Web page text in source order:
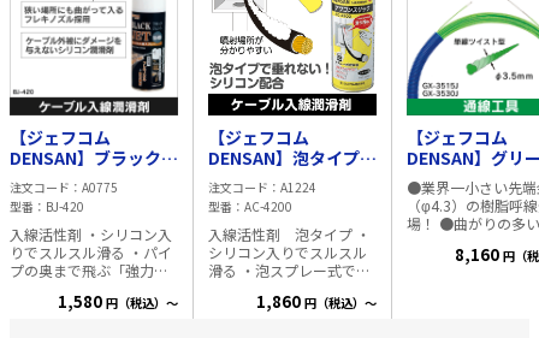
【ジェフコム
DENSAN】ブラックジ
ェット 入線潤滑剤 ケ
ーブル入線スプレー
シリコン配合 BJ-420
注文コード
A0775
型番
BJ-420
入線活性剤 ・シリコン入
りでスルスル滑る ・パイ
プの奥まで飛ぶ「強力噴
キノズルで、狭い場所に
1,580 円（税込）～
【ジェフコム
DENSAN】泡タイプ
入線潤滑剤 ケーブル
入線スプレー シリコ
ン配合
注文コード
A1224
型番
AC-4200
入線活性剤 泡タイプ ・
シリコン入りでスルスル
滑る ・泡スプレー式で、
い」「垂れにくい」「汚
1,860 円（税込）～
【ジェフコム
DENSAN】グリ
リムライン（
GX-3530J
●業界一小さい先
（φ4.3）の樹脂呼
場！ ●曲がりの多
配線に強い！ ●超
8,160 円（